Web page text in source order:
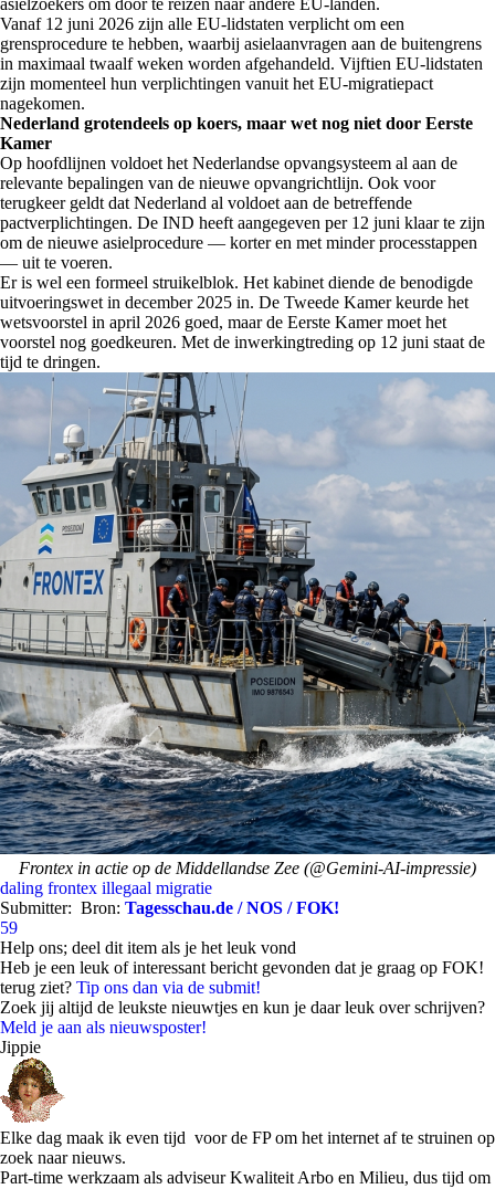
asielzoekers om door te reizen naar andere EU-landen.
Vanaf 12 juni 2026 zijn alle EU-lidstaten verplicht om een
grensprocedure te hebben, waarbij asielaanvragen aan de buitengrens
in maximaal twaalf weken worden afgehandeld. Vijftien EU-lidstaten
zijn momenteel hun verplichtingen vanuit het EU-migratiepact
nagekomen.
Nederland grotendeels op koers, maar wet nog niet door Eerste
Kamer
Op hoofdlijnen voldoet het Nederlandse opvangsysteem al aan de
relevante bepalingen van de nieuwe opvangrichtlijn. Ook voor
terugkeer geldt dat Nederland al voldoet aan de betreffende
pactverplichtingen. De IND heeft aangegeven per 12 juni klaar te zijn
om de nieuwe asielprocedure — korter en met minder processtappen
— uit te voeren.
Er is wel een formeel struikelblok. Het kabinet diende de benodigde
uitvoeringswet in december 2025 in. De Tweede Kamer keurde het
wetsvoorstel in april 2026 goed, maar de Eerste Kamer moet het
voorstel nog goedkeuren. Met de inwerkingtreding op 12 juni staat de
tijd te dringen.
Frontex in actie op de Middellandse Zee (@Gemini-AI-impressie)
daling frontex illegaal migratie
Submitter: Bron: Tagesschau.de / NOS / FOK!
59
Help ons; deel dit item als je het leuk vond
Heb je een leuk of interessant bericht gevonden dat je graag op FOK!
terug ziet? Tip ons dan via de submit!
Zoek jij altijd de leukste nieuwtjes en kun je daar leuk over schrijven?
Meld je aan als nieuwsposter!
Jippie
Elke dag maak ik even tijd voor de FP om het internet af te struinen op
zoek naar nieuws.
Part-time werkzaam als adviseur Kwaliteit Arbo en Milieu, dus tijd om